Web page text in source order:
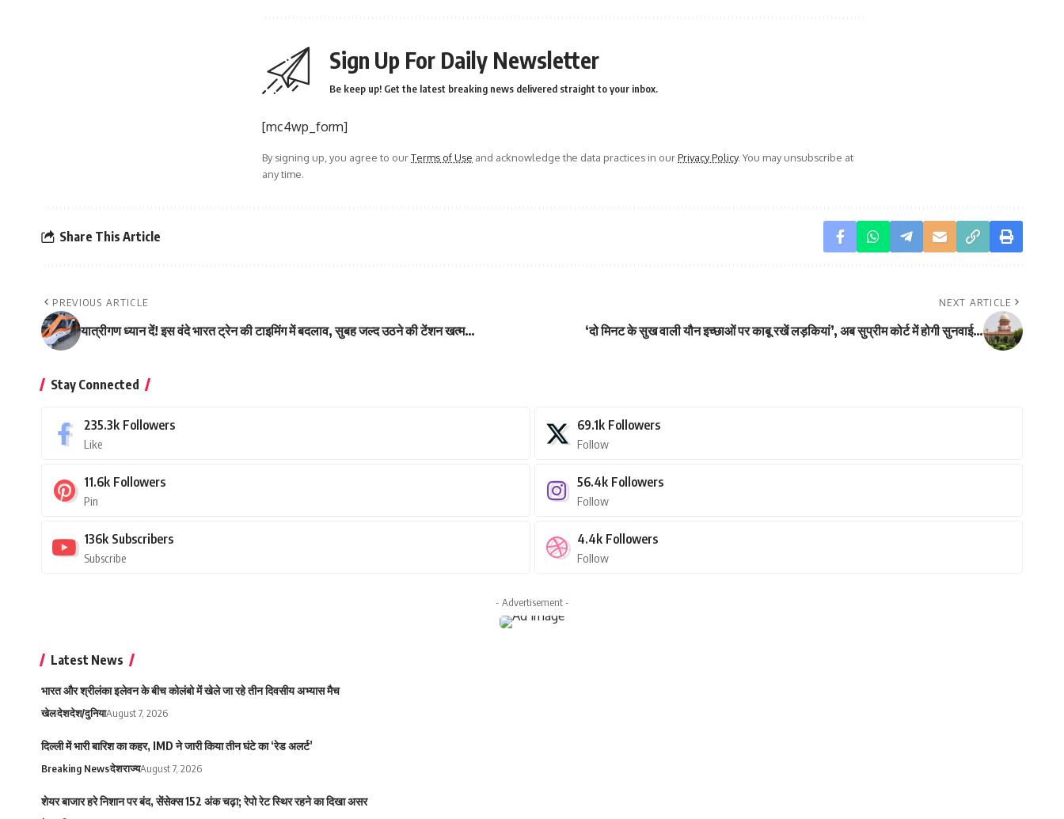
Sign Up For Daily Newsletter
Be keep up! Get the latest breaking news delivered straight to your inbox.
[mc4wp_form]
By signing up, you agree to ourTerms of Use and acknowledge the data practices in ourPrivacy Policy. You may unsubscribe at
any time.
Share This Article
PREVIOUS ARTICLE
यात्रीगण ध्यान दें! इस वंदे भारत ट्रेन की टाइमिंग में बदलाव, सुबह जल्द उठने की टेंशन खत्म…
NEXT ARTICLE
‘दो मिनट के सुख वाली यौन इच्छाओं पर काबू रखें लड़कियां’, अब सुप्रीम कोर्ट में होगी सुनवाई…
Stay Connected
235.3k Followers
Like
69.1k Followers
Follow
11.6k Followers
Pin
56.4k Followers
Follow
136k Subscribers
Subscribe
4.4k Followers
Follow
- Advertisement -
Latest News
भारत और श्रीलंका इलेवन के बीच कोलंबो में खेले जा रहे तीन दिवसीय अभ्यास मैच
खेलदेशदेश/दुनियाAugust 7, 2026
दिल्ली में भारी बारिश का कहर, IMD ने जारी किया तीन घंटे का ‘रेड अलर्ट’
Breaking Newsदेशराज्यAugust 7, 2026
शेयर बाजार हरे निशान पर बंद, सेंसेक्स 152 अंक चढ़ा; रेपो रेट स्थिर रहने का दिखा असर